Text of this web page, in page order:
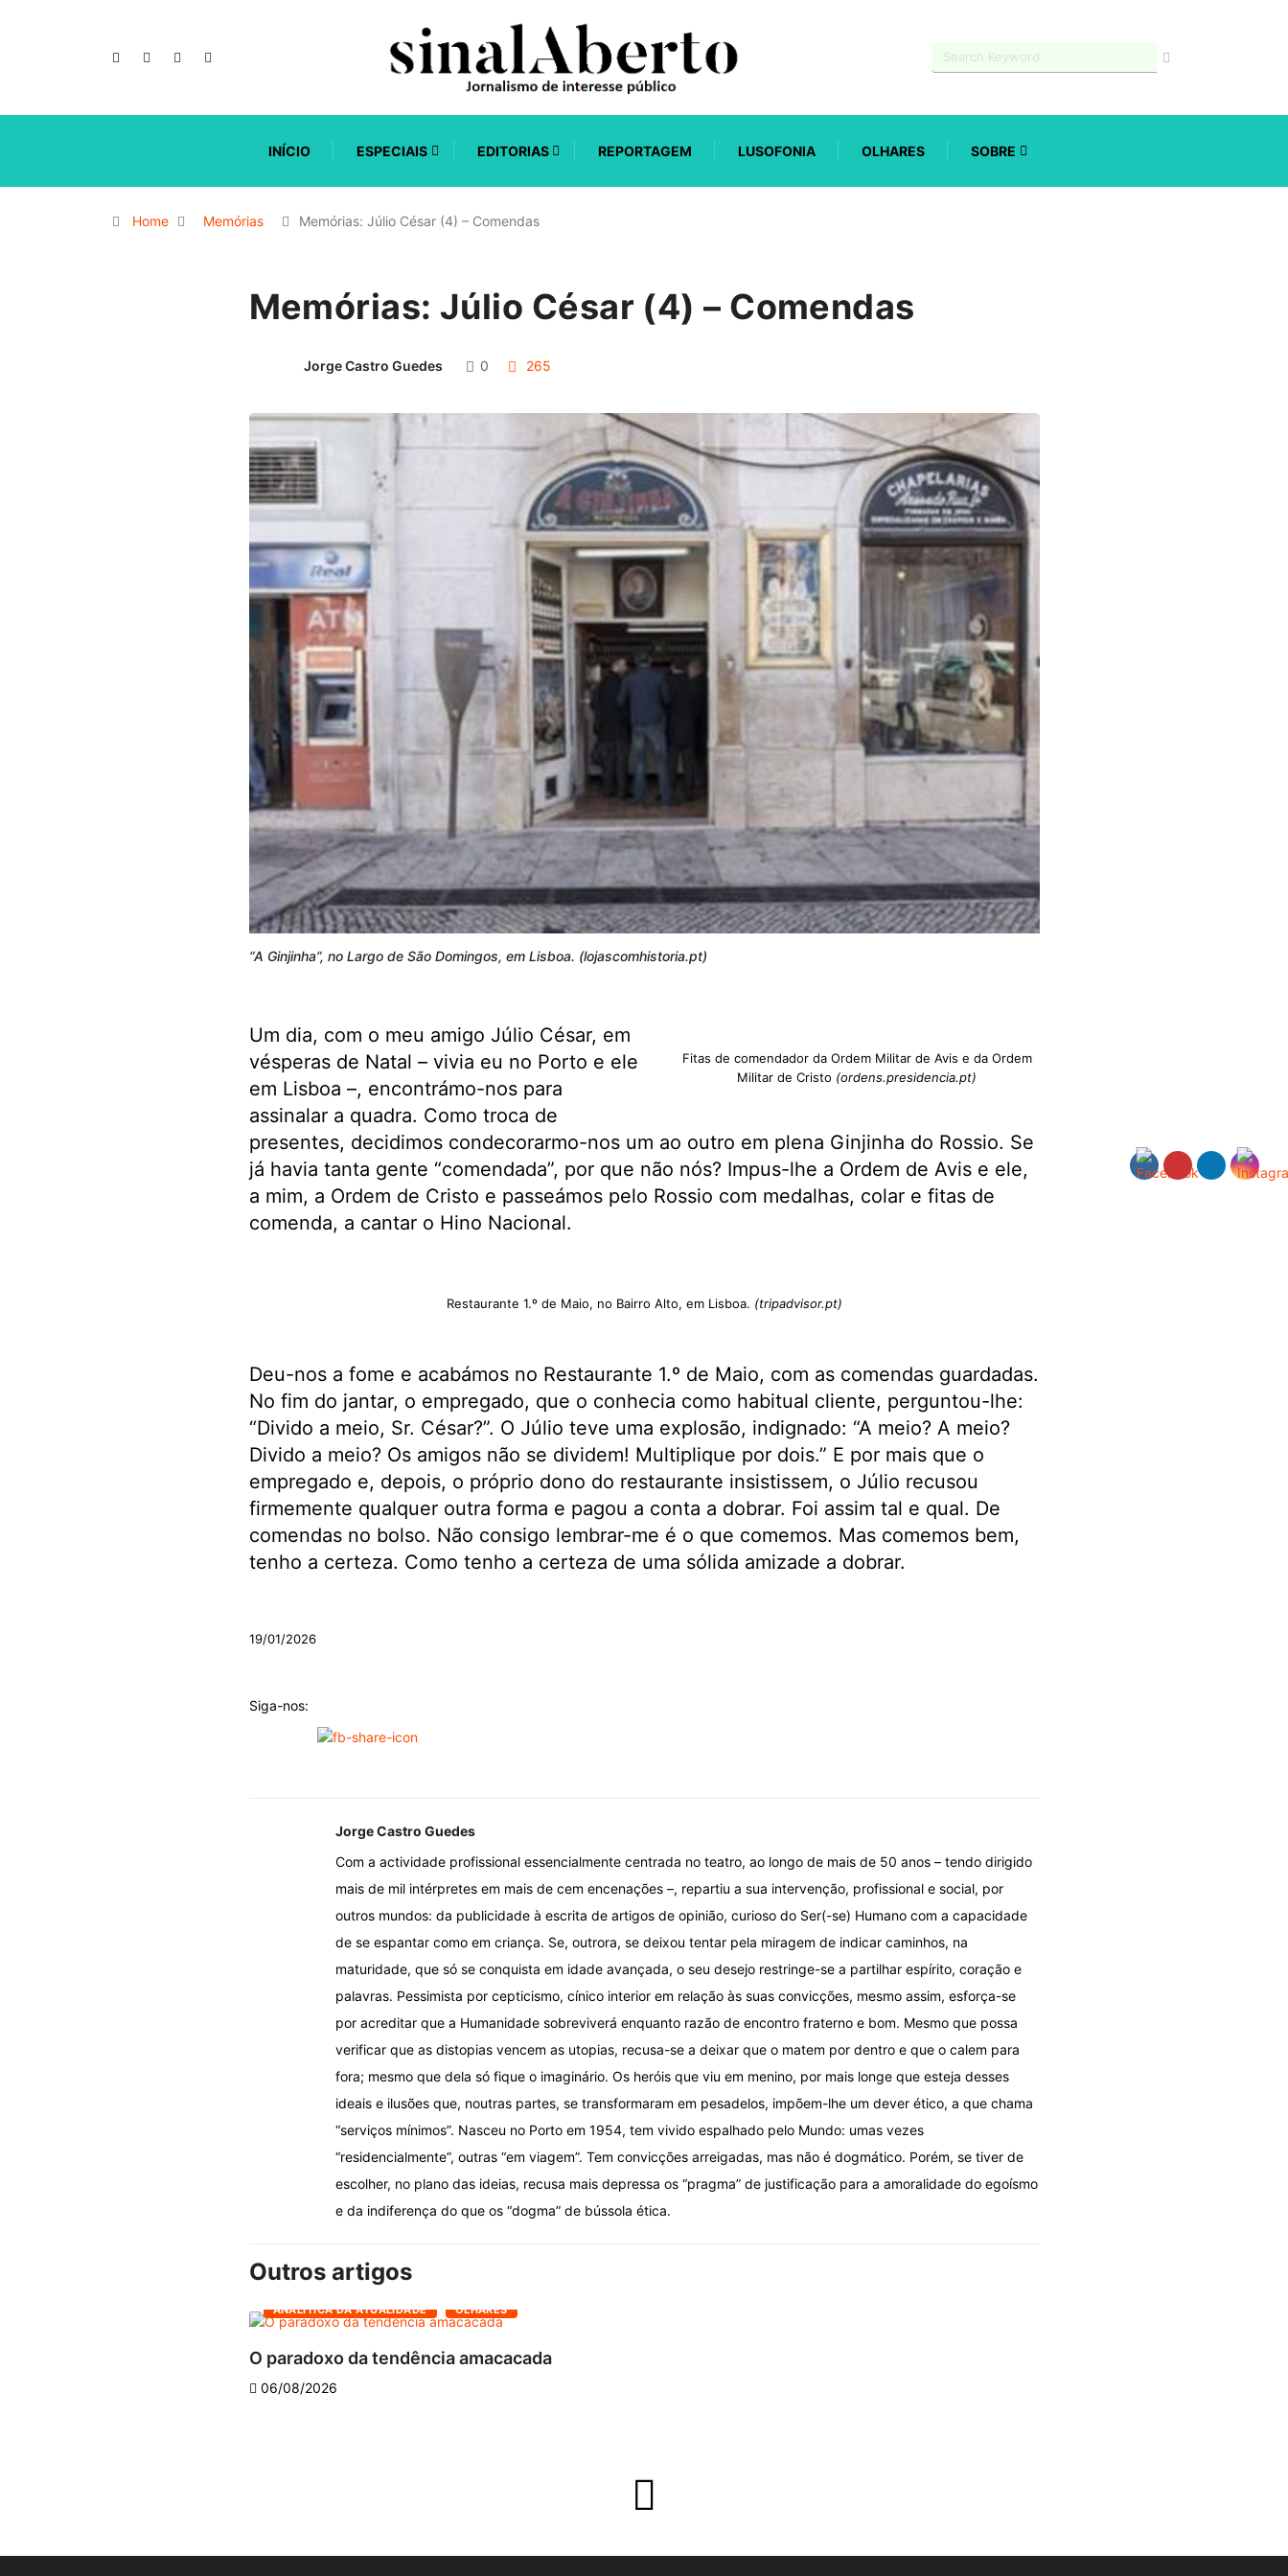
INÍCIO ESPECIAIS EDITORIAS REPORTAGEM LUSOFONIA OLHARES SOBRE
Home Memórias Memórias: Júlio César (4) – Comendas
Memórias: Júlio César (4) – Comendas
Jorge Castro Guedes 0 265
“A Ginjinha”, no Largo de São Domingos, em Lisboa. (lojascomhistoria.pt)
Fitas de comendador da Ordem Militar de Avis e da Ordem
Militar de Cristo (ordens.presidencia.pt)
Um dia, com o meu amigo Júlio César, em
vésperas de Natal – vivia eu no Porto e ele
em Lisboa –, encontrámo-nos para
assinalar a quadra. Como troca de
presentes, decidimos condecorarmo-nos um ao outro em plena Ginjinha do Rossio. Se
já havia tanta gente “comendada”, por que não nós? Impus-lhe a Ordem de Avis e ele,
a mim, a Ordem de Cristo e passeámos pelo Rossio com medalhas, colar e fitas de
comenda, a cantar o Hino Nacional.
Restaurante 1.º de Maio, no Bairro Alto, em Lisboa. (tripadvisor.pt)
Deu-nos a fome e acabámos no Restaurante 1.º de Maio, com as comendas guardadas.
No fim do jantar, o empregado, que o conhecia como habitual cliente, perguntou-lhe:
“Divido a meio, Sr. César?”. O Júlio teve uma explosão, indignado: “A meio? A meio?
Divido a meio? Os amigos não se dividem! Multiplique por dois.” E por mais que o
empregado e, depois, o próprio dono do restaurante insistissem, o Júlio recusou
firmemente qualquer outra forma e pagou a conta a dobrar. Foi assim tal e qual. De
comendas no bolso. Não consigo lembrar-me é o que comemos. Mas comemos bem,
tenho a certeza. Como tenho a certeza de uma sólida amizade a dobrar.
19/01/2026
Siga-nos:
Jorge Castro Guedes
Com a actividade profissional essencialmente centrada no teatro, ao longo de mais de 50 anos – tendo dirigido
mais de mil intérpretes em mais de cem encenações –, repartiu a sua intervenção, profissional e social, por
outros mundos: da publicidade à escrita de artigos de opinião, curioso do Ser(-se) Humano com a capacidade
de se espantar como em criança. Se, outrora, se deixou tentar pela miragem de indicar caminhos, na
maturidade, que só se conquista em idade avançada, o seu desejo restringe-se a partilhar espírito, coração e
palavras. Pessimista por cepticismo, cínico interior em relação às suas convicções, mesmo assim, esforça-se
por acreditar que a Humanidade sobreviverá enquanto razão de encontro fraterno e bom. Mesmo que possa
verificar que as distopias vencem as utopias, recusa-se a deixar que o matem por dentro e que o calem para
fora; mesmo que dela só fique o imaginário. Os heróis que viu em menino, por mais longe que esteja desses
ideais e ilusões que, noutras partes, se transformaram em pesadelos, impõem-lhe um dever ético, a que chama
“serviços mínimos”. Nasceu no Porto em 1954, tem vivido espalhado pelo Mundo: umas vezes
“residencialmente”, outras “em viagem”. Tem convicções arreigadas, mas não é dogmático. Porém, se tiver de
escolher, no plano das ideias, recusa mais depressa os “pragma” de justificação para a amoralidade do egoísmo
e da indiferença do que os “dogma” de bússola ética.
Outros artigos
ANALÍTICA DA ATUALIDADE OLHARES
O paradoxo da tendência amacacada
06/08/2026